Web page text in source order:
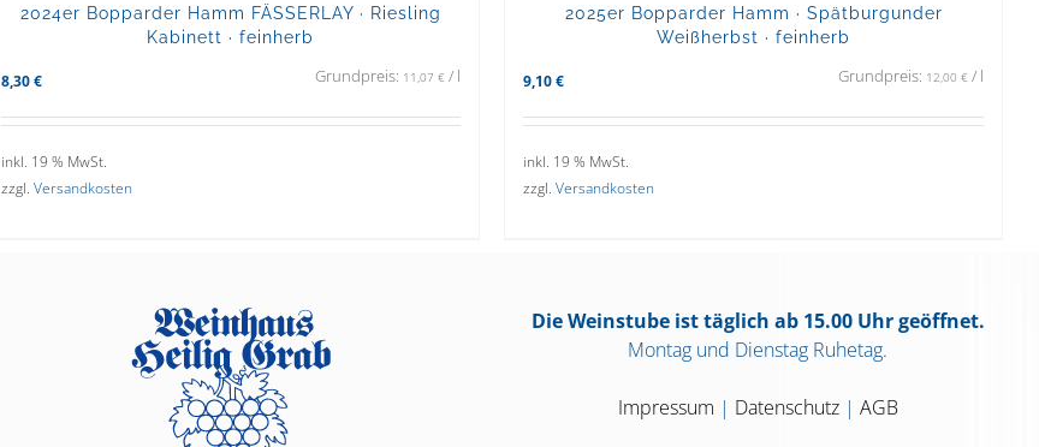
2024er Bopparder Hamm FÄSSERLAY · Riesling
Kabinett · feinherb
8,30 € Grundpreis: 11,07€ / l
inkl. 19 % MwSt.
zzgl. Versandkosten
2025er Bopparder Hamm · Spätburgunder
Weißherbst · feinherb
9,10€ Grundpreis: 12,00 €/ l
inkl. 19 % MwSt.
zzgl.Versandkosten
Die Weinstube ist täglich ab 15.00 Uhr geöffnet.
Montag und Dienstag Ruhetag.
Impressum | Datenschutz| AGB